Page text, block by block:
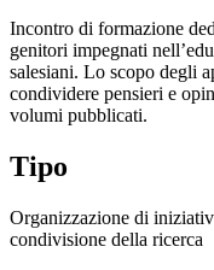
Incontro di formazione
genitori impegnati
salesiani. Lo scopo degli
condividere pensieri e
volumi pubblicati.
Tipo
Organizzazione di
condivisione della ricerca